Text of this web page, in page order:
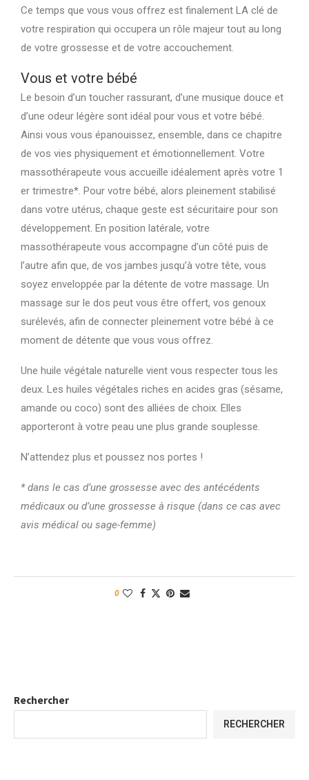
Ce temps que vous vous offrez est finalement LA clé de
votre respiration qui occupera un rôle majeur tout au long
de votre grossesse et de votre accouchement.
Vous et votre bébé
Le besoin d’un toucher rassurant, d’une musique douce et
d’une odeur légère sont idéal pour vous et votre bébé.
Ainsi vous vous épanouissez, ensemble, dans ce chapitre
de vos vies physiquement et émotionnellement. Votre
massothérapeute vous accueille idéalement après votre 1
er trimestre*. Pour votre bébé, alors pleinement stabilisé
dans votre utérus, chaque geste est sécuritaire pour son
développement. En position latérale, votre
massothérapeute vous accompagne d’un côté puis de
l’autre afin que, de vos jambes jusqu’à votre tête, vous
soyez enveloppée par la détente de votre massage. Un
massage sur le dos peut vous être offert, vos genoux
surélevés, afin de connecter pleinement votre bébé à ce
moment de détente que vous vous offrez.
Une huile végétale naturelle vient vous respecter tous les
deux. Les huiles végétales riches en acides gras (sésame,
amande ou coco) sont des alliées de choix. Elles
apporteront à votre peau une plus grande souplesse.
N’attendez plus et poussez nos portes !
* dans le cas d’une grossesse avec des antécédents
médicaux ou d’une grossesse à risque (dans ce cas avec
avis médical ou sage-femme)
0
Rechercher
RECHERCHER